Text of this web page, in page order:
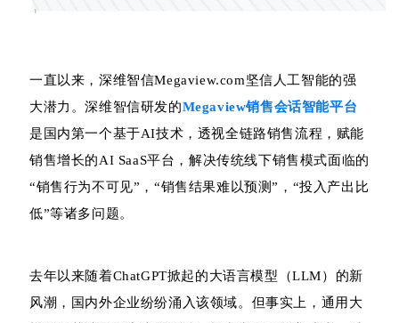
一直以来，深维智信Megaview.com坚信人工智能的强
大潜力。深维智信研发的Megaview销售会话智能平台
是国内第一个基于AI技术，透视全链路销售流程，赋能
销售增长的AI SaaS平台，解决传统线下销售模式面临的
“销售行为不可见”，“销售结果难以预测”，“投入产出比
低”等诸多问题。
去年以来随着ChatGPT掀起的大语言模型（LLM）的新
风潮，国内外企业纷纷涌入该领域。但事实上，通用大